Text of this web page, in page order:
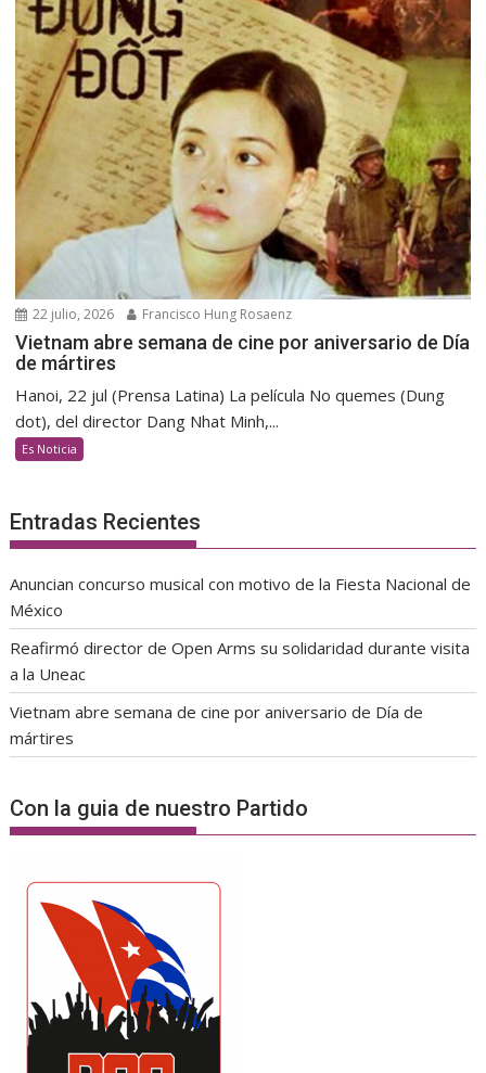
22 julio, 2026 Francisco Hung Rosaenz
Vietnam abre semana de cine por aniversario de Día
de mártires
Hanoi, 22 jul (Prensa Latina) La película No quemes (Dung
dot), del director Dang Nhat Minh,...
Es Noticia
Entradas Recientes
Anuncian concurso musical con motivo de la Fiesta Nacional de
México
Reafirmó director de Open Arms su solidaridad durante visita
a la Uneac
Vietnam abre semana de cine por aniversario de Día de
mártires
Con la guia de nuestro Partido